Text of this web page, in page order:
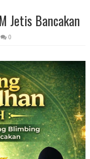
Jetis Bancakan
0